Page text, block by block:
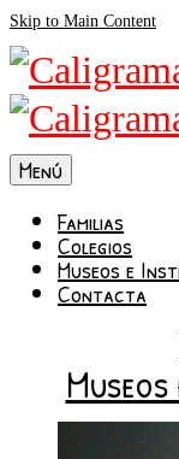
Skip to Main Content
Menú
Familias
Colegios
Museos e
Contacta